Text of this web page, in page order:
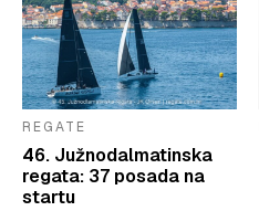
REGATE
46. Južnodalmatinska
regata: 37 posada na
startu